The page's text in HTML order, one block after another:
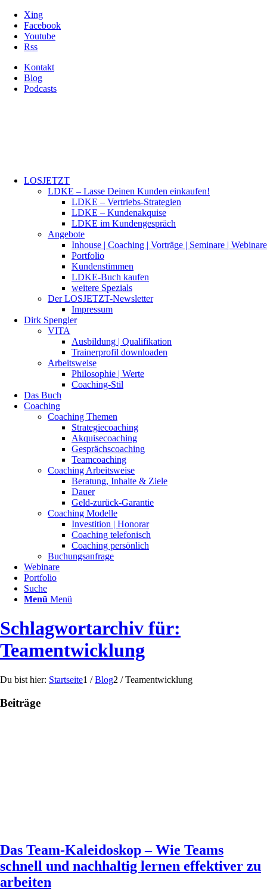
Xing
Facebook
Youtube
Rss
Kontakt
Blog
Podcasts
LOSJETZT
LDKE – Lasse Deinen Kunden einkaufen!
LDKE – Vertriebs-Strategien
LDKE – Kundenakquise
LDKE im Kundengespräch
Angebote
Inhouse | Coaching | Vorträge | Seminare | Webinare
Portfolio
Kundenstimmen
LDKE-Buch kaufen
weitere Spezials
Der LOSJETZT-Newsletter
Impressum
Dirk Spengler
VITA
Ausbildung | Qualifikation
Trainerprofil downloaden
Arbeitsweise
Philosophie | Werte
Coaching-Stil
Das Buch
Coaching
Coaching Themen
Strategiecoaching
Akquisecoaching
Gesprächscoaching
Teamcoaching
Coaching Arbeitsweise
Beratung, Inhalte & Ziele
Dauer
Geld-zurück-Garantie
Coaching Modelle
Investition | Honorar
Coaching telefonisch
Coaching persönlich
Buchungsanfrage
Webinare
Portfolio
Suche
Menü Menü
Schlagwortarchiv für:
Teamentwicklung
Du bist hier: Startseite1 / Blog2 / Teamentwicklung
Beiträge
Das Team-Kaleidoskop – Wie Teams
schnell und nachhaltig lernen effektiver zu
arbeiten